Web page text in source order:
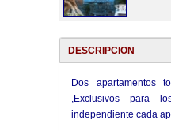
DESCRIPCION
Dos apartamentos
,Exclusivos para
independiente cada